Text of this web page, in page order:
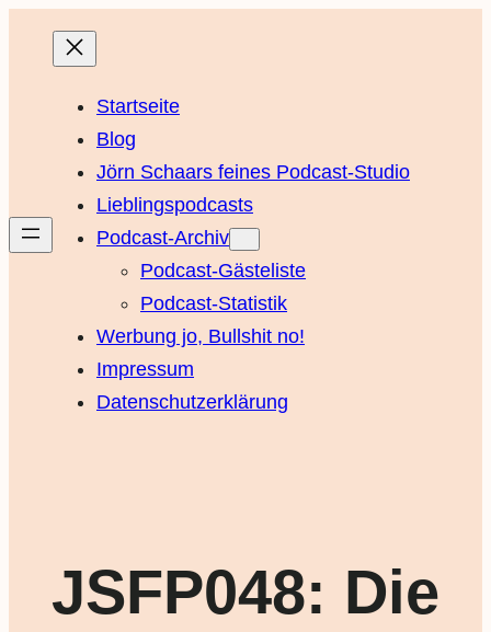
Startseite
Blog
Jörn Schaars feines Podcast-Studio
Lieblingspodcasts
Podcast-Archiv
Podcast-Gästeliste
Podcast-Statistik
Werbung jo, Bullshit no!
Impressum
Datenschutzerklärung
JSFP048: Die